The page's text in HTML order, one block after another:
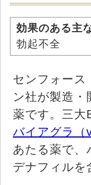
効果のある主
勃起不全
センフォー
ン社が製造・
薬です。三大
バイアグラ（
あたる薬で、
デナフィルを